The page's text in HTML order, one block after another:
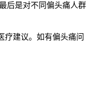
后是对不同偏头痛人群
疗建议。如有偏头痛问